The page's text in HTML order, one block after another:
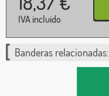
IVA incluido
Banderas relacionadas: